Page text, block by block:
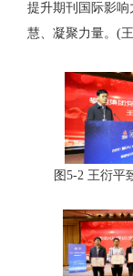
提升期刊国际影
慧、凝聚力量。(
图5-